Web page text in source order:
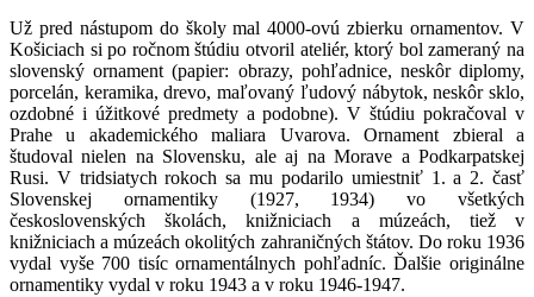
Už pred nástupom do školy mal 4000-ovú zbierku ornamentov. V
Košiciach si po ročnom štúdiu otvoril ateliér, ktorý bol zameraný na
slovenský ornament (papier: obrazy, pohľadnice, neskôr diplomy,
porcelán, keramika, drevo, maľovaný ľudový nábytok, neskôr sklo,
ozdobné i úžitkové predmety a podobne). V štúdiu pokračoval v
Prahe u akademického maliara Uvarova. Ornament zbieral a
študoval nielen na Slovensku, ale aj na Morave a Podkarpatskej
Rusi. V tridsiatych rokoch sa mu podarilo umiestniť 1. a 2. časť
Slovenskej ornamentiky (1927, 1934) vo všetkých
československých školách, knižniciach a múzeách, tiež v
knižniciach a múzeách okolitých zahraničných štátov. Do roku 1936
vydal vyše 700 tisíc ornamentálnych pohľadníc. Ďalšie originálne
ornamentiky vydal v roku 1943 a v roku 1946-1947.